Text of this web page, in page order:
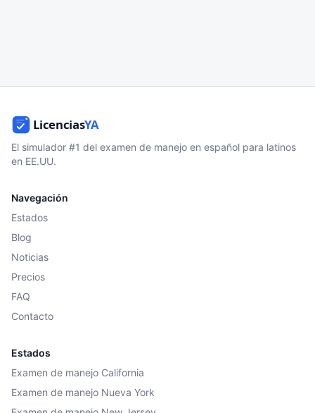
El simulador #1 del examen de manejo en español para latinos
en EE.UU.
Navegación
Estados
Blog
Noticias
Precios
FAQ
Contacto
Estados
Examen de manejo California
Examen de manejo Nueva York